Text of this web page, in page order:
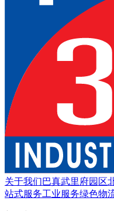
关于我们巴真武里府园区
站式服务工业服务绿色物